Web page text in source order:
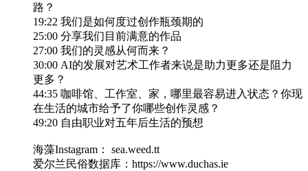
路？
19:22 我们是如何度过创作瓶颈期的
25:00 分享我们目前满意的作品
27:00 我们的灵感从何而来？
30:00 AI的发展对艺术工作者来说是助力更多还是阻力
更多？
44:35 咖啡馆、工作室、家，哪里最容易进入状态？你现
在生活的城市给予了你哪些创作灵感？
49:20 自由职业对五年后生活的预想
海藻Instagram： sea.weed.tt
爱尔兰民俗数据库：https://www.duchas.ie